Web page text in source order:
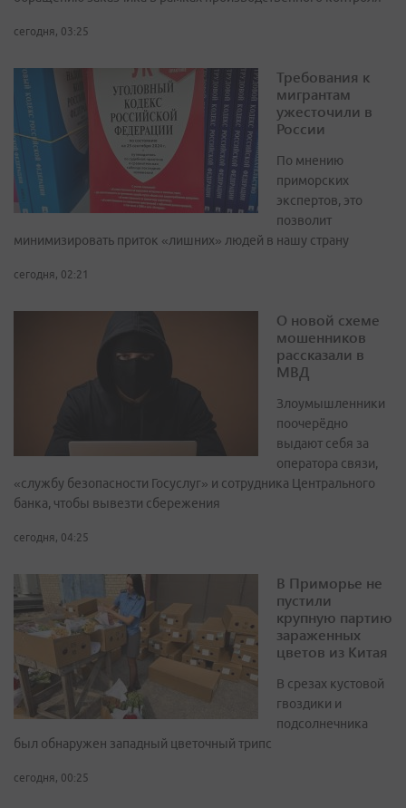
сегодня, 03:25
Требования к
мигрантам
ужесточили в
России
По мнению
приморских
экспертов, это
позволит
минимизировать приток «лишних» людей в нашу страну
сегодня, 02:21
О новой схеме
мошенников
рассказали в
МВД
Злоумышленники
поочерёдно
выдают себя за
оператора связи,
«службу безопасности Госуслуг» и сотрудника Центрального
банка, чтобы вывезти сбережения
сегодня, 04:25
В Приморье не
пустили
крупную партию
зараженных
цветов из Китая
В срезах кустовой
гвоздики и
подсолнечника
был обнаружен западный цветочный трипс
сегодня, 00:25